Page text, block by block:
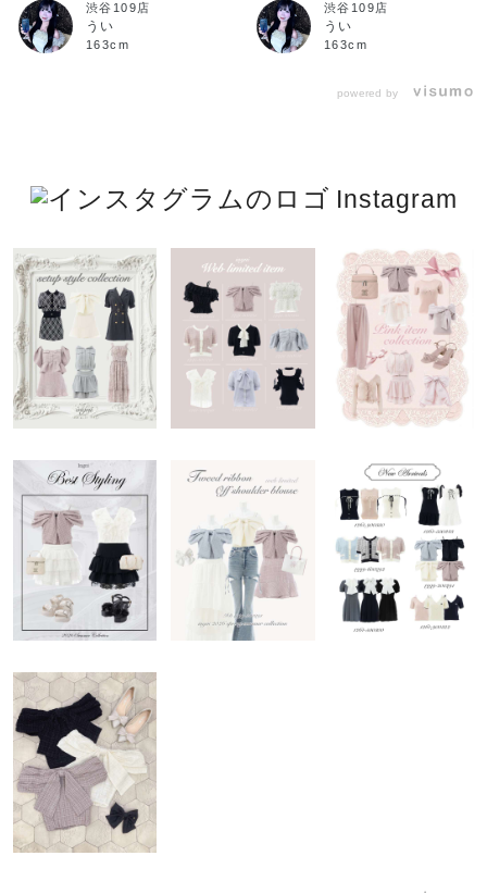
渋谷109店
うい
163cm
渋谷109店
うい
163cm
powered by
Instagram